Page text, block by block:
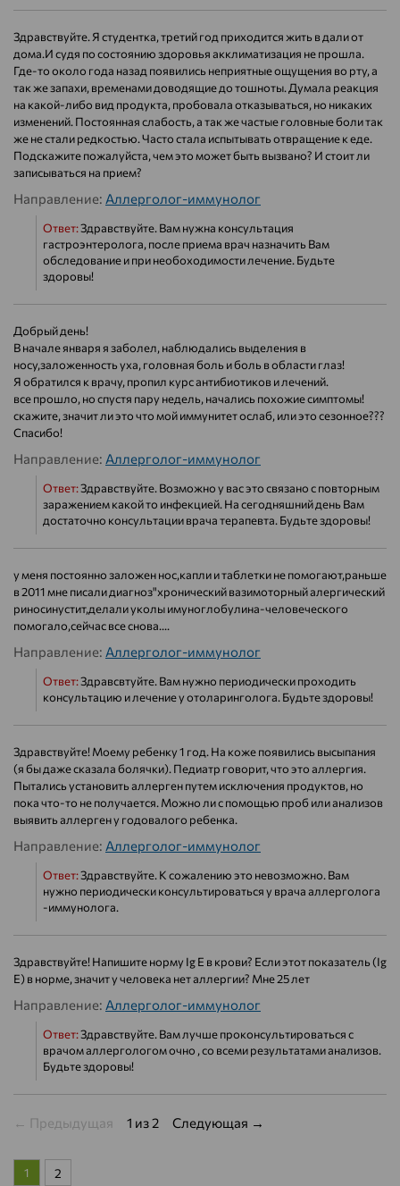
Здравствуйте. Я студентка, третий год приходится жить в дали от
дома.И судя по состоянию здоровья акклиматизация не прошла.
Где-то около года назад появились неприятные ощущения во рту, а
так же запахи, временами доводящие до тошноты. Думала реакция
на какой-либо вид продукта, пробовала отказываться, но никаких
изменений. Постоянная слабость, а так же частые головные боли так
же не стали редкостью. Часто стала испытывать отвращение к еде.
Подскажите пожалуйста, чем это может быть вызвано? И стоит ли
записываться на прием?
Направление: Аллерголог-иммунолог
Ответ:Здравствуйте. Вам нужна консультация
гастроэнтеролога, после приема врач назначить Вам
обследование и при необоходимости лечение. Будьте
здоровы!
Добрый день!
В начале января я заболел, наблюдались выделения в
носу,заложенность уха, головная боль и боль в области глаз!
Я обратился к врачу, пропил курс антибиотиков и лечений.
все прошло, но спустя пару недель, начались похожие симптомы!
скажите, значит ли это что мой иммунитет ослаб, или это сезонное???
Спасибо!
Направление: Аллерголог-иммунолог
Ответ:Здравствуйте. Возможно у вас это связано с повторным
заражением какой то инфекцией. На сегодняшний день Вам
достаточно консультации врача терапевта. Будьте здоровы!
у меня постоянно заложен нос,капли и таблетки не помогают,раньше
в 2011 мне писали диагноз"хронический вазимоторный алергический
риносинустит,делали уколы имуноглобулина-человеческого
помогало,сейчас все снова....
Направление: Аллерголог-иммунолог
Ответ:Здравсвтуйте. Вам нужно периодически проходить
консультацию и лечение у отоларинголога. Будьте здоровы!
Здравствуйте! Моему ребенку 1 год. На коже появились высыпания
(я бы даже сказала болячки). Педиатр говорит, что это аллергия.
Пытались установить аллерген путем исключения продуктов, но
пока что-то не получается. Можно ли с помощью проб или анализов
выявить аллерген у годовалого ребенка.
Направление: Аллерголог-иммунолог
Ответ:Здравствуйте. К сожалению это невозможно. Вам
нужно периодически консультироваться у врача аллерголога
-иммунолога.
Здравствуйте! Напишите норму Ig E в крови? Если этот показатель (Ig
E) в норме, значит у человека нет аллергии? Мне 25 лет
Направление: Аллерголог-иммунолог
Ответ:Здравствуйте. Вам лучше проконсультироваться с
врачом аллергологом очно , со всеми результатами анализов.
Будьте здоровы!
← Предыдущая 1 из 2 Следующая →
1 2